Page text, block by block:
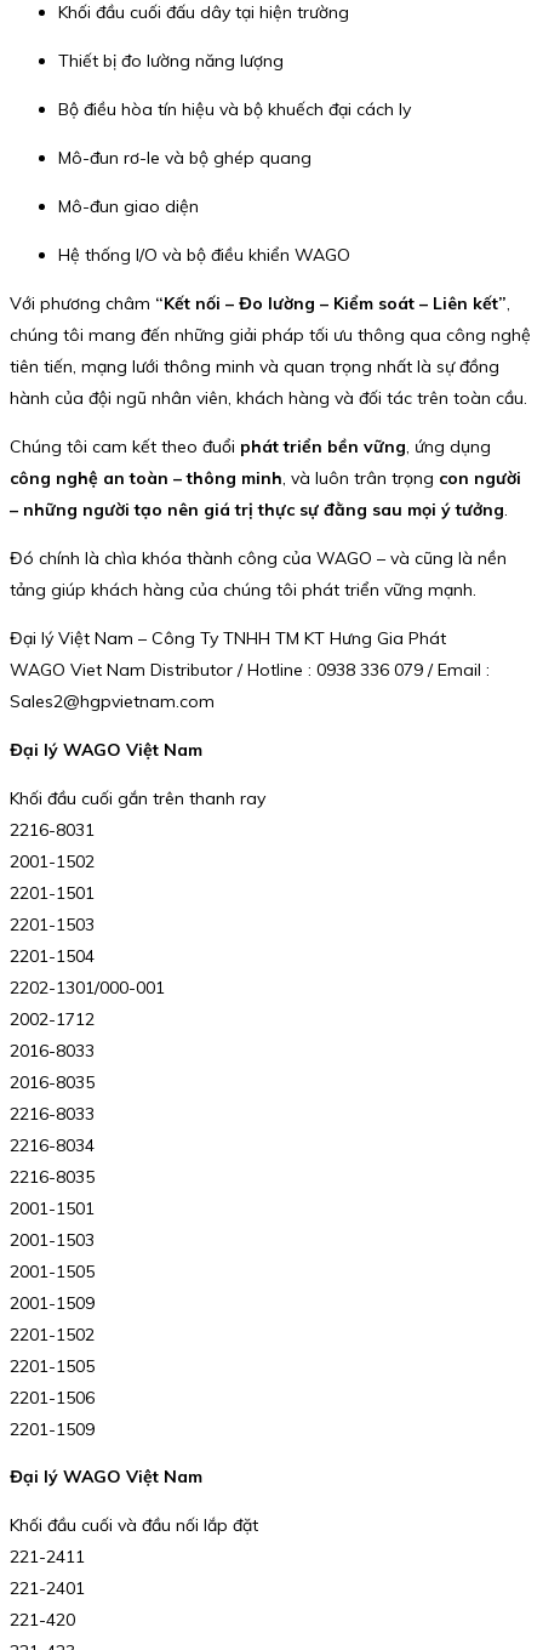
Khối đầu cuối đấu dây tại hiện trường
Thiết bị đo lường năng lượng
Bộ điều hòa tín hiệu và bộ khuếch đại cách ly
Mô-đun rơ-le và bộ ghép quang
Mô-đun giao diện
Hệ thống I/O và bộ điều khiển WAGO
Với phương châm “Kết nối – Đo lường – Kiểm soát – Liên kết”,
chúng tôi mang đến những giải pháp tối ưu thông qua công nghệ
tiên tiến, mạng lưới thông minh và quan trọng nhất là sự đồng
hành của đội ngũ nhân viên, khách hàng và đối tác trên toàn cầu.
Chúng tôi cam kết theo đuổi phát triển bền vững, ứng dụng
công nghệ an toàn – thông minh, và luôn trân trọng con người
– những người tạo nên giá trị thực sự đằng sau mọi ý tưởng.
Đó chính là chìa khóa thành công của WAGO – và cũng là nền
tảng giúp khách hàng của chúng tôi phát triển vững mạnh.
Đại lý Việt Nam – Công Ty TNHH TM KT Hưng Gia Phát
WAGO Viet Nam Distributor / Hotline : 0938 336 079 / Email :
Sales2@hgpvietnam.com
Đại lý WAGO Việt Nam
Khối đầu cuối gắn trên thanh ray
2216-8031
2001-1502
2201-1501
2201-1503
2201-1504
2202-1301/000-001
2002-1712
2016-8033
2016-8035
2216-8033
2216-8034
2216-8035
2001-1501
2001-1503
2001-1505
2001-1509
2201-1502
2201-1505
2201-1506
2201-1509
Đại lý WAGO Việt Nam
Khối đầu cuối và đầu nối lắp đặt
221-2411
221-2401
221-420